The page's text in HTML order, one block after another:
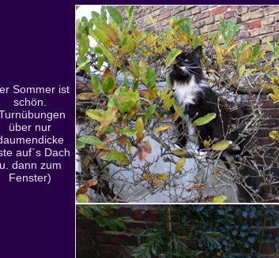
Sommer ist
schön.
über nur
auf`s Dach
u. dann zum
Fenster)